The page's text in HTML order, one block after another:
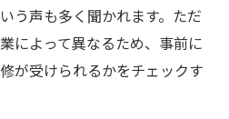
う声も多く聞かれます。ただ
によって異なるため、事前に
が受けられるかをチェックす